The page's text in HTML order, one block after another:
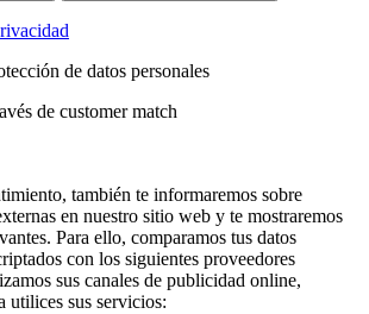
de datos personales
de customer match
también te informaremos sobre
en nuestro sitio web y te mostraremos
Para ello, comparamos tus datos
con los siguientes proveedores
sus canales de publicidad online,
utilices sus servicios: